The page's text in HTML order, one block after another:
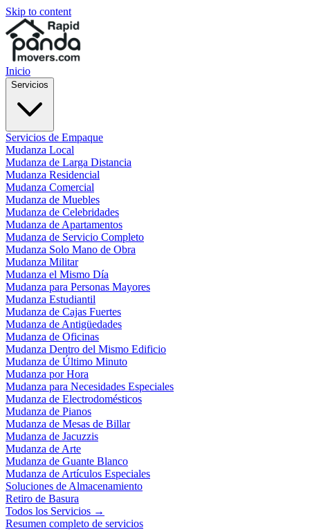
Skip to content
Inicio
Servicios
Servicios de Empaque
Mudanza Local
Mudanza de Larga Distancia
Mudanza Residencial
Mudanza Comercial
Mudanza de Muebles
Mudanza de Celebridades
Mudanza de Apartamentos
Mudanza de Servicio Completo
Mudanza Solo Mano de Obra
Mudanza Militar
Mudanza el Mismo Día
Mudanza para Personas Mayores
Mudanza Estudiantil
Mudanza de Cajas Fuertes
Mudanza de Antigüedades
Mudanza de Oficinas
Mudanza Dentro del Mismo Edificio
Mudanza de Último Minuto
Mudanza por Hora
Mudanza para Necesidades Especiales
Mudanza de Electrodomésticos
Mudanza de Pianos
Mudanza de Mesas de Billar
Mudanza de Jacuzzis
Mudanza de Arte
Mudanza de Guante Blanco
Mudanza de Artículos Especiales
Soluciones de Almacenamiento
Retiro de Basura
Todos los Servicios →
Resumen completo de servicios